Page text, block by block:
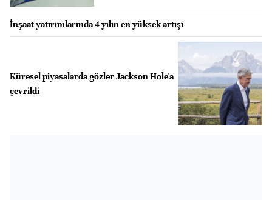
İnşaat yatırımlarında 4 yılın en yüksek artışı
Küresel piyasalarda gözler Jackson Hole'a
çevrildi